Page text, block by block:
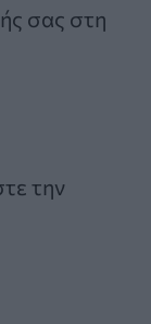
σας στη
την